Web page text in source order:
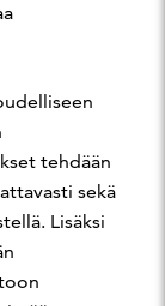
tehdään
sekä
Lisäksi